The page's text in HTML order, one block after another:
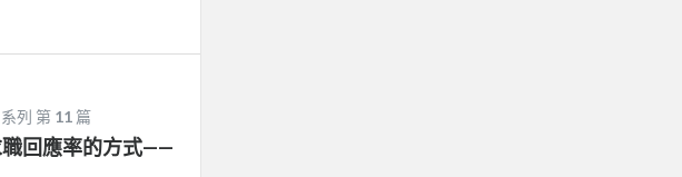
系列 第 11 篇
回應率的方式——